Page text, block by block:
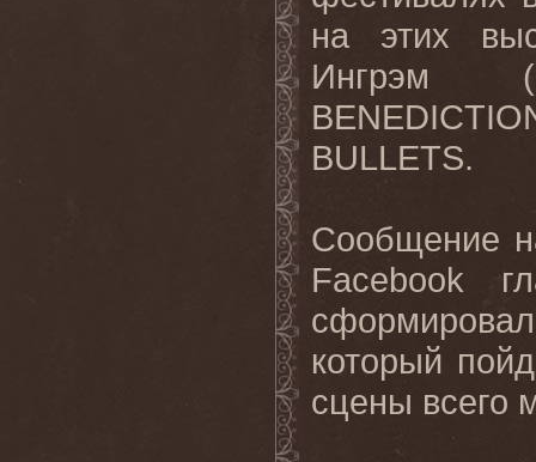
на этих
Ингрэм
BULLETS.
Сообщение
Facebook
который
сцены всего